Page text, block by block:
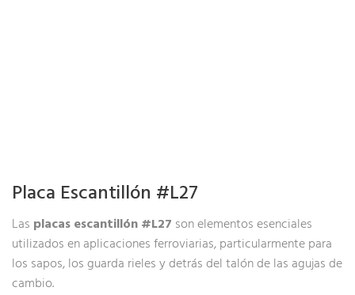
Placa Escantillón #L27
Las placas escantillón #L27 son elementos esenciales
utilizados en aplicaciones ferroviarias, particularmente para
los sapos, los guarda rieles y detrás del talón de las agujas de
cambio.